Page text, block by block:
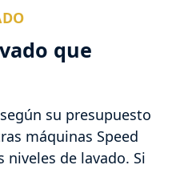
que
su presupuesto
máquinas Speed
niveles de lavado. Si